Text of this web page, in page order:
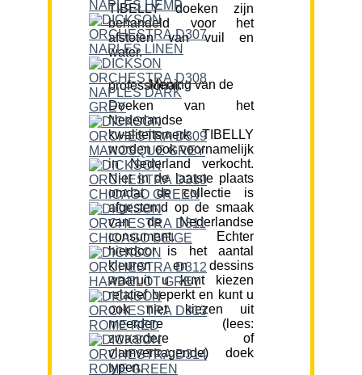
TIBELLY doeken zijn
behandeld voor het
afstoten van vuil en
water.
Mening van de professional:
Doeken van het
Nederlandse
kwaliteitsmerk TIBELLY
worden ook voornamelijk
in Nederland verkocht.
Niet in de laatste plaats
omdat de collectie is
afgestemd op de smaak
van de Nederlandse
consument. Echter
hierdoor is het aantal
kleuren en dessins
waaruit u kunt kiezen
relatief beperkt en kunt u
ook niet kiezen uit
meerdere (lees:
zwaardere of
vlamvertragende) doek
typen.